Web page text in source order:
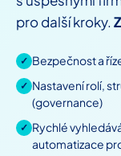
pro další kroky.
✓ Bezpečnost a
✓ Nastavení rolí,
(governance)
✓ Rychlé
automatizace